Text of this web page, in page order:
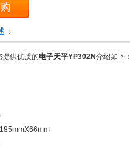
：
提供优质的电子天平YP302N介绍如下：